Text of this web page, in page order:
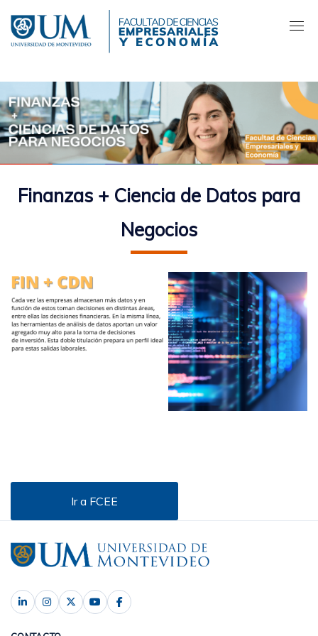
contenido
principal
Finanzas + Ciencia de Datos para
Negocios
Ir a FCEE